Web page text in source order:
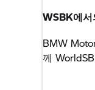
WSBK에서
BMW
께